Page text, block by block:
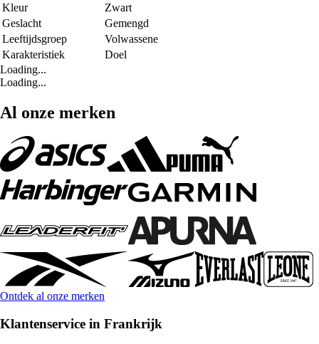
Kleur
Zwart
Geslacht
Gemengd
Leeftijdsgroep
Volwassene
Karakteristiek
Doel
Loading...
Loading...
Al onze merken
Ontdek al onze merken
Klantenservice in Frankrijk